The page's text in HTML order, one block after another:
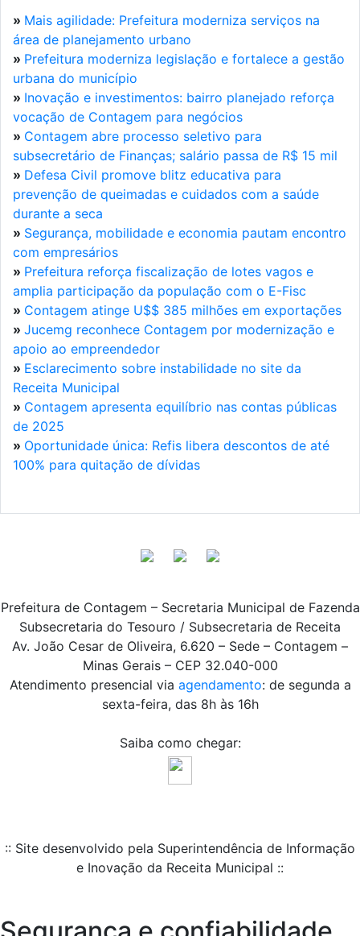
» Mais agilidade: Prefeitura moderniza serviços na
área de planejamento urbano
» Prefeitura moderniza legislação e fortalece a gestão
urbana do município
» Inovação e investimentos: bairro planejado reforça
vocação de Contagem para negócios
» Contagem abre processo seletivo para
subsecretário de Finanças; salário passa de R$ 15 mil
» Defesa Civil promove blitz educativa para
prevenção de queimadas e cuidados com a saúde
durante a seca
» Segurança, mobilidade e economia pautam encontro
com empresários
» Prefeitura reforça fiscalização de lotes vagos e
amplia participação da população com o E-Fisc
» Contagem atinge U$$ 385 milhões em exportações
» Jucemg reconhece Contagem por modernização e
apoio ao empreendedor
» Esclarecimento sobre instabilidade no site da
Receita Municipal
» Contagem apresenta equilíbrio nas contas públicas
de 2025
» Oportunidade única: Refis libera descontos de até
100% para quitação de dívidas
Prefeitura de Contagem – Secretaria Municipal de Fazenda
Subsecretaria do Tesouro / Subsecretaria de Receita
Av. João Cesar de Oliveira, 6.620 – Sede – Contagem –
Minas Gerais – CEP 32.040-000
Atendimento presencial via agendamento: de segunda a
sexta-feira, das 8h às 16h
Saiba como chegar:
:: Site desenvolvido pela Superintendência de Informação
e Inovação da Receita Municipal ::